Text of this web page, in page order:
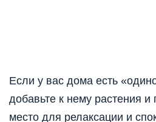
Если у вас дома есть
добавьте к нему растения и
место для релаксации и